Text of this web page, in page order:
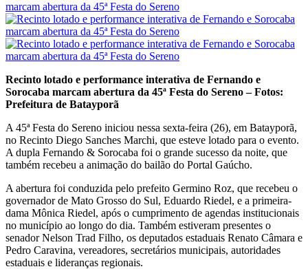
Recinto lotado e performance interativa de Fernando e
Sorocaba marcam abertura da 45ª Festa do Sereno – Fotos:
Prefeitura de Batayporã
A 45ª Festa do Sereno iniciou nessa sexta-feira (26), em Batayporã,
no Recinto Diego Sanches Marchi, que esteve lotado para o evento.
A dupla Fernando & Sorocaba foi o grande sucesso da noite, que
também recebeu a animação do bailão do Portal Gaúcho.
A abertura foi conduzida pelo prefeito Germino Roz, que recebeu o
governador de Mato Grosso do Sul, Eduardo Riedel, e a primeira-
dama Mônica Riedel, após o cumprimento de agendas institucionais
no município ao longo do dia. Também estiveram presentes o
senador Nelson Trad Filho, os deputados estaduais Renato Câmara e
Pedro Caravina, vereadores, secretários municipais, autoridades
estaduais e lideranças regionais.